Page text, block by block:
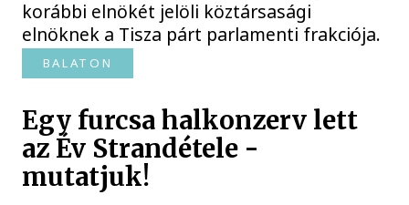
korábbi elnökét jelöli köztársasági
elnöknek a Tisza párt parlamenti frakciója.
BALATON
Egy furcsa halkonzerv lett
az Év Strandétele -
mutatjuk!